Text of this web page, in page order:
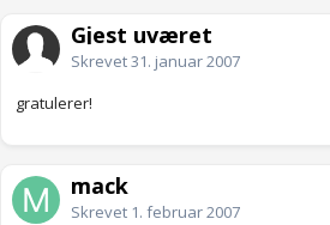
Gjest uværet
Skrevet31. januar 2007
gratulerer!
mack
Skrevet 1. februar 2007